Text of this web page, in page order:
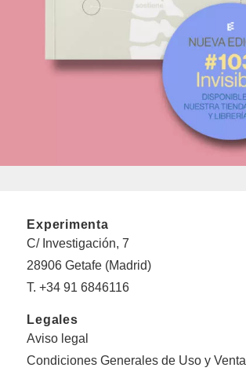
Experimenta
C/ Investigación, 7
28906 Getafe (Madrid)
T. +34 91 6846116
Legales
Aviso legal
Condiciones Generales de Uso y Venta